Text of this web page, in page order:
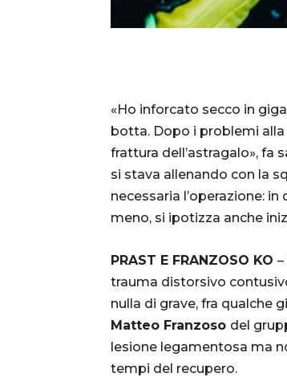
«Ho inforcato secco in
botta. Dopo i problemi alla
frattura dell’astragalo», fa
si stava allenando con la
necessaria l’operazione:
meno, si ipotizza anche
PRAST E FRANZOSO KO
trauma distorsivo
nulla di grave, fra qualche
Matteo Franzoso del
lesione legamentosa ma
tempi del recupero.